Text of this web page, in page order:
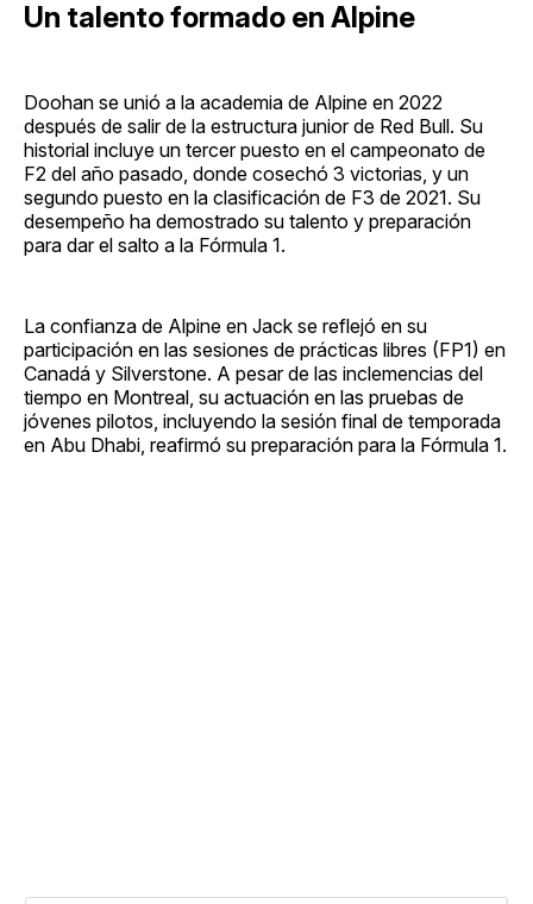
Un talento formado en Alpine
Doohan se unió a la academia de Alpine en 2022
después de salir de la estructura junior de Red Bull. Su
historial incluye un tercer puesto en el campeonato de
F2 del año pasado, donde cosechó 3 victorias, y un
segundo puesto en la clasificación de F3 de 2021. Su
desempeño ha demostrado su talento y preparación
para dar el salto a la Fórmula 1.
La confianza de Alpine en Jack se reflejó en su
participación en las sesiones de prácticas libres (FP1) en
Canadá y Silverstone. A pesar de las inclemencias del
tiempo en Montreal, su actuación en las pruebas de
jóvenes pilotos, incluyendo la sesión final de temporada
en Abu Dhabi, reafirmó su preparación para la Fórmula 1.